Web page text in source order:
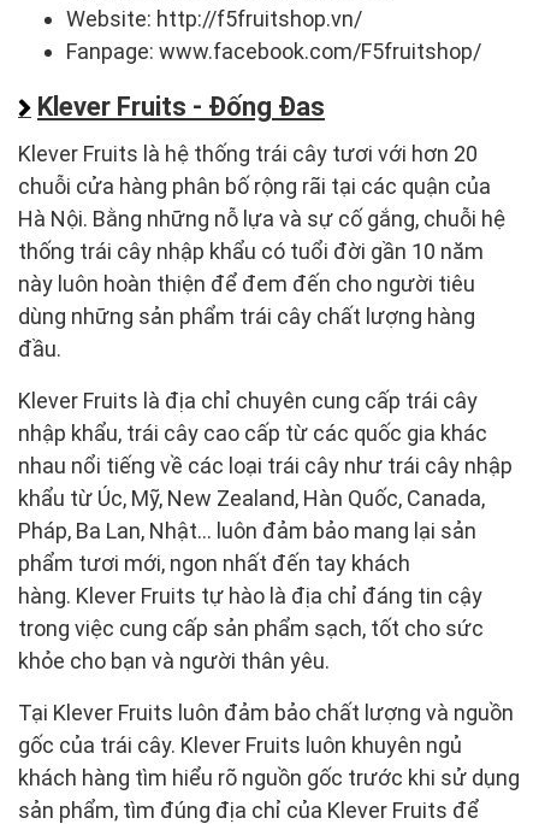
Website: http://f5fruitshop.vn/
Fanpage: www.facebook.com/F5fruitshop/
Klever Fruits - Đống Đas
Klever Fruits là hệ thống trái cây tươi với hơn 20
chuỗi cửa hàng phân bố rộng rãi tại các quận của
Hà Nội. Bằng những nỗ lựa và sự cố gắng, chuỗi hệ
thống trái cây nhập khẩu có tuổi đời gần 10 năm
này luôn hoàn thiện để đem đến cho người tiêu
dùng những sản phẩm trái cây chất lượng hàng
đầu.
Klever Fruits là địa chỉ chuyên cung cấp trái cây
nhập khẩu, trái cây cao cấp từ các quốc gia khác
nhau nổi tiếng về các loại trái cây như trái cây nhập
khẩu từ Úc, Mỹ, New Zealand, Hàn Quốc, Canada,
Pháp, Ba Lan, Nhật... luôn đảm bảo mang lại sản
phẩm tươi mới, ngon nhất đến tay khách
hàng. Klever Fruits tự hào là địa chỉ đáng tin cậy
trong việc cung cấp sản phẩm sạch, tốt cho sức
khỏe cho bạn và người thân yêu.
Tại Klever Fruits luôn đảm bảo chất lượng và nguồn
gốc của trái cây. Klever Fruits luôn khuyên ngủ
khách hàng tìm hiểu rõ nguồn gốc trước khi sử dụng
sản phẩm, tìm đúng địa chỉ của Klever Fruits để